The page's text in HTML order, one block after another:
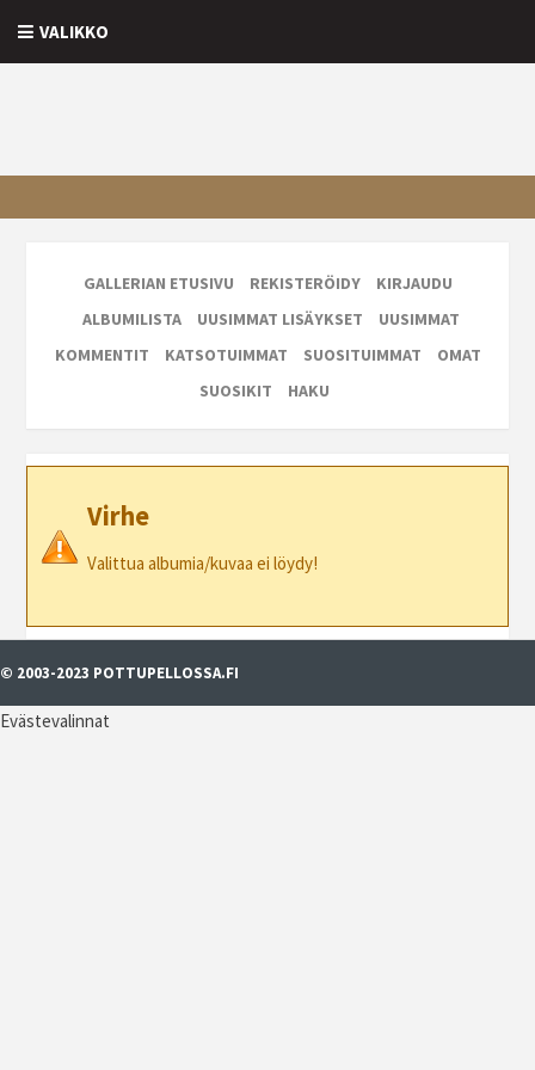
VALIKKO
GALLERIAN ETUSIVU REKISTERÖIDY
KIRJAUDU
ALBUMILISTA
UUSIMMAT LISÄYKSET
UUSIMMAT
KOMMENTIT
KATSOTUIMMAT SUOSITUIMMAT
OMAT
SUOSIKIT
HAKU
Virhe
Valittua albumia/kuvaa ei löydy!
© 2003-2023 POTTUPELLOSSA.FI
Evästevalinnat